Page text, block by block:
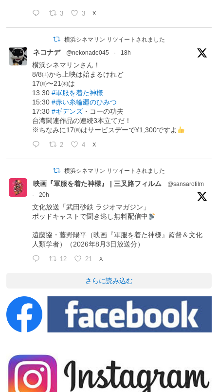
3 3 X
横浜シネマリン リツイートされました
ネコナデ @nekonade045 · 18h
横浜シネマリンさん！
8/8㈯から上映は始まるけれど
17㈪〜21㈭は
13:30#軍服を着た神様
15:30#赤い糸輪廻のひみつ
17:30#ギデンズ ・コーの功夫
台湾関連作品の連続3本立てだ！
※ちなみに17㈪はサービスデーで¥1,300ですよ
2 4 X
横浜シネマリン リツイートされました
映画『軍服を着た神様』 | 三叉路フィルム
@sansarofilm
·
20h
文化放送「武田砂鉄 ラジオマガジン」
ポッドキャストで聞き逃し無料配信中
遠藤協・藤野陽平（映画『軍服を着た神様』監督＆文化
人類学者）（2026年8月3日放送分）
12 21 X
さらに読み込む